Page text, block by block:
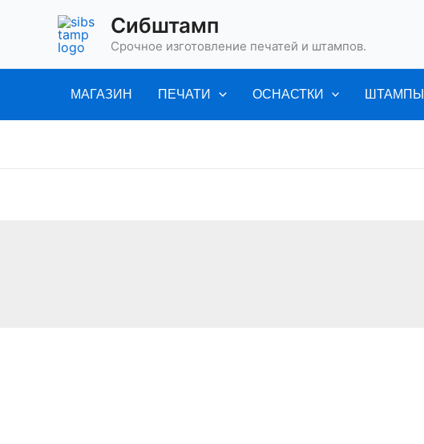
содержимому
Сибштамп
Срочное изготовление печатей и штампов.
МАГАЗИН ПЕЧАТИ ОСНАСТКИ ШТАМПЫ
товара
Trodat
4630